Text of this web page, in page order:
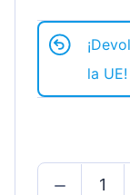
la UE!